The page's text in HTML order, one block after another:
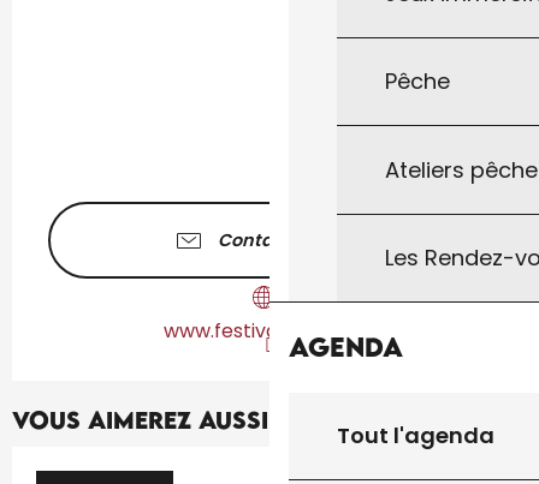
Pêche
Ateliers
Les Rendez-
Agenda
Tout l'agenda
Contactez-nous
www.festivalceou.com
Vous aimerez aussi...
Réservable